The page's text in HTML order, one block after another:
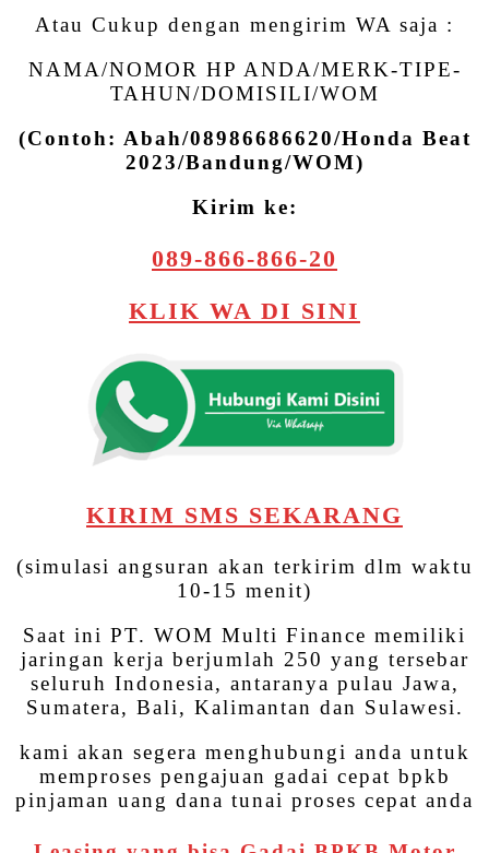
Atau Cukup dengan mengirim WA saja :
NAMA/NOMOR HP ANDA/MERK-TIPE-
TAHUN/DOMISILI/WOM
(Contoh: Abah/08986686620/Honda Beat
2023/Bandung/WOM)
Kirim ke:
089-866-866-20
KLIK WA DI SINI
KIRIM SMS SEKARANG
(simulasi angsuran akan terkirim dlm waktu
10-15 menit)
Saat ini PT. WOM Multi Finance memiliki
jaringan kerja berjumlah 250 yang tersebar
seluruh Indonesia, antaranya pulau Jawa,
Sumatera, Bali, Kalimantan dan Sulawesi.
kami akan segera menghubungi anda untuk
memproses pengajuan gadai cepat bpkb
pinjaman uang dana tunai proses cepat anda